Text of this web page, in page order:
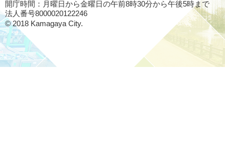
開庁時間：月曜日から金曜日の午前8時30分から午後5時まで
法人番号8000020122246
© 2018 Kamagaya City.